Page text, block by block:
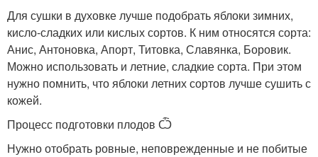
Для сушки в духовке лучше подобрать яблоки зимних,
кисло-сладких или кислых сортов. К ним относятся сорта:
Анис, Антоновка, Апорт, Титовка, Славянка, Боровик.
Можно использовать и летние, сладкие сорта. При этом
нужно помнить, что яблоки летних сортов лучше сушить с
кожей.
Процесс подготовки плодов Ѽ
Нужно отобрать ровные, неповрежденные и не побитые